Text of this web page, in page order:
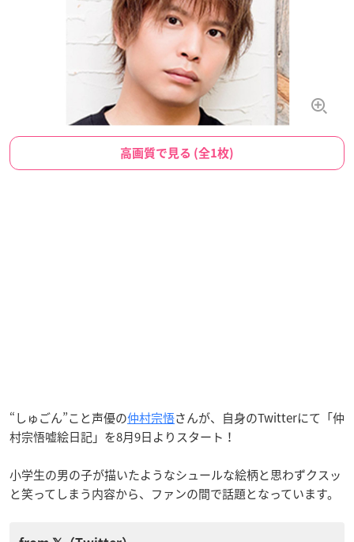
高画質で見る (全1枚)
“しゅごん”こと声優の仲村宗悟さんが、自身のTwitterにて「仲
村宗悟嘘絵日記」を8月9日よりスタート！
小学生の男の子が描いたようなシュールな絵柄と思わずクスッ
と笑ってしまう内容から、ファンの間で話題となっています。